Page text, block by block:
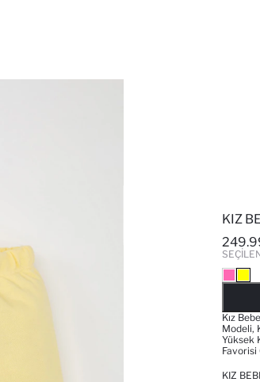
KIZ
Kız
Modeli,
Yüksek
Favorisi
KIZ